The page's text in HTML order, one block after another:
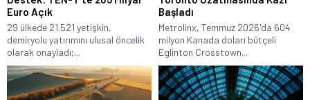
Euro Açık
29 ülkede 21.521 yetişkin,
demiryolu yatırımını ulusal öncelik
olarak onayladı;...
Başladı
Metrolinx, Temmuz 2026'da 604
milyon Kanada doları bütçeli
Eglinton Crosstown...